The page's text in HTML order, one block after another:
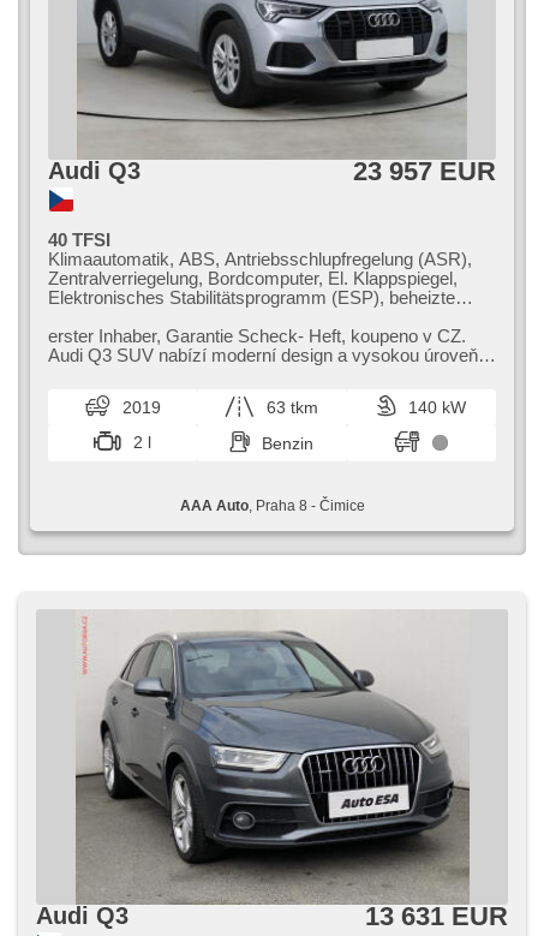
Audi Q3 23 957 EUR
40 TFSI
Klimaautomatik, ABS, Antriebsschlupfregelung (ASR),
Zentralverriegelung, Bordcomputer, El. Klappspiegel,
Elektronisches Stabilitätsprogramm (ESP), beheizte
Anhängerkupplung, Reifendrucksensor, USB, 6x Airbag,
Uhr Spur, Servolenkung, El. Seitenscheiben, Dachträger,
erster Inhaber,​ Garantie Scheck​- Heft,​ koupeno v CZ.
Audi Q3 SUV nabízí moderní design a vysokou úroveň
2019 63 tkm
140 kW
2 l
Benzin
AAA Auto, Praha 8 - Čimice
Audi Q3 13 631 EUR